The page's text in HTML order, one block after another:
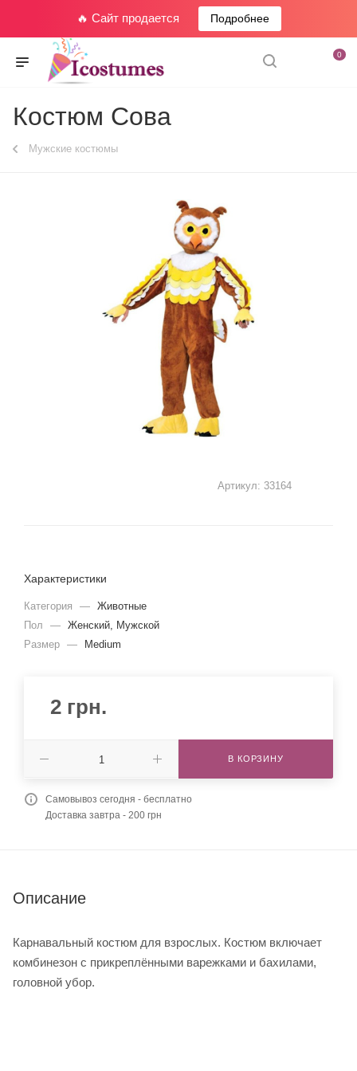
🔥 Сайт продается Подробнее
0
Костюм Сова
Мужские костюмы
Артикул: 33164
Характеристики
Категория — Животные
Пол
— Женский, Мужской
Размер — Medium
2 грн.
В КОРЗИНУ
Самовывоз сегодня - бесплатно
Доставка завтра - 200 грн
Описание
Карнавальный костюм для взрослых. Костюм включает
комбинезон с прикреплёнными варежками и бахилами,
головной убор.